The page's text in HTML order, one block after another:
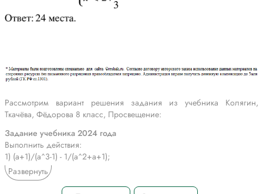
Рассмотрим вариант решения задания из учебника Колягин,
Ткачёва, Фёдорова 8 класс, Просвещение:
Задание учебника 2024 года
Выполнить действия:
1) (a+1)/(a^3-1) - 1/(a^2+a+1);
2) (a^2+4)/(a^3+8) - 1/(a+2);
3) (a+b)/(a^2-ab+b^2 ) - 1/(a+b);
Развернуть